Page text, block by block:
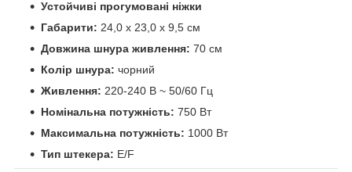
Устойчиві прогумовані ніжки
Габарити: 24,0 х 23,0 х 9,5 см
Довжина шнура живлення: 70 см
Колір шнура: чорний
Живлення: 220-240 В ~ 50/60 Гц
Номінальна потужність: 750 Вт
Максимальна потужність: 1000 Вт
Тип штекера: E/F